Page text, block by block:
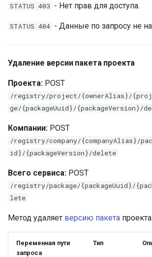
STATUS 403 - Нет прав для доступа.
STATUS 404 - Данные по запросу не
Удаление версии пакета проекта
Проекта: POST
/registry/project/{ownerAlias}/
ge/{packageUuid}/{packageVersion}/
Компании: POST
/registry/company/{companyAlias}/
id}/{packageVersion}/delete
Всего сервиса: POST
/registry/package/{packageUuid}/
lete
Метод удаляет версию пакета проекта
Переменная пути
запроса
Тип